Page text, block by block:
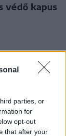
parties, or
for
opt-out
that after your
védő kapus
kapott a